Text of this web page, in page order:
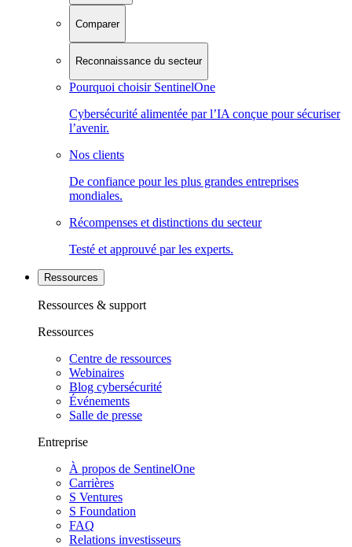
Comparer
Reconnaissance du secteur
Pourquoi choisir SentinelOne
Cybersécurité alimentée par l’IA conçue pour sécuriser
l’avenir.
Nos clients
De confiance pour les plus grandes entreprises
mondiales.
Récompenses et distinctions du secteur
Testé et approuvé par les experts.
Ressources
Ressources & support
Ressources
Centre de ressources
Webinaires
Blog cybersécurité
Événements
Salle de presse
Entreprise
À propos de SentinelOne
Carrières
S Ventures
S Foundation
FAQ
Relations investisseurs